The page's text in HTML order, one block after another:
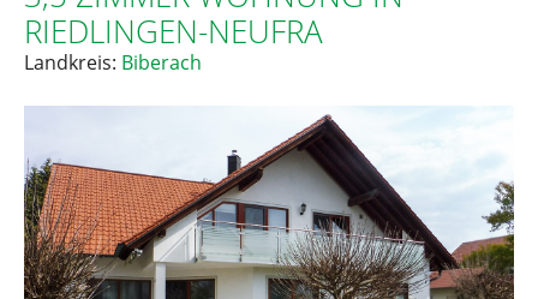
RIEDLINGEN-NEUFRA
Landkreis: Biberach